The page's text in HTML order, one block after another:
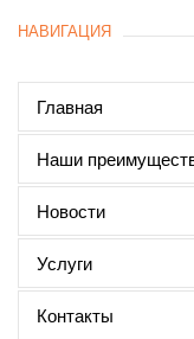
НАВИГАЦИЯ
Главная
Наши
Новости
Услуги
Контакты